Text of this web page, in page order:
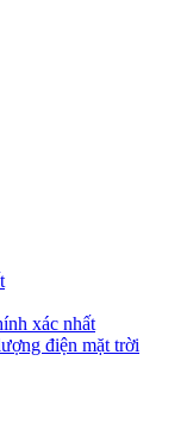
điện mặt trời